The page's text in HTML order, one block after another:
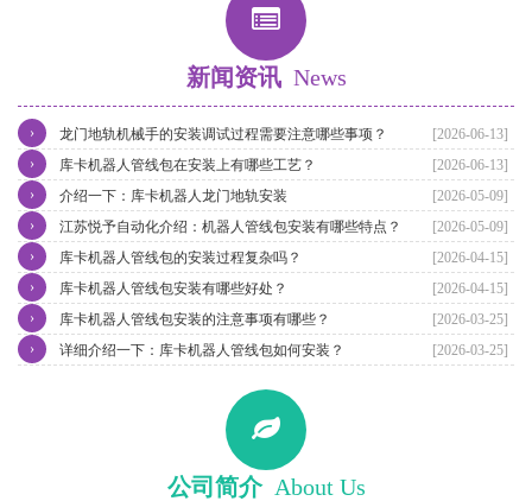
新闻资讯 News
[2026-06-13]
龙门地轨机械手的安装调试过程需要注意哪些事项？
›
[2026-06-13]
库卡机器人管线包在安装上有哪些工艺？
›
[2026-05-09]
介绍一下：库卡机器人龙门地轨安装
›
[2026-05-09]
江苏悦予自动化介绍：机器人管线包安装有哪些特点？
›
[2026-04-15]
库卡机器人管线包的安装过程复杂吗？
›
[2026-04-15]
库卡机器人管线包安装有哪些好处？
›
[2026-03-25]
库卡机器人管线包安装的注意事项有哪些？
›
[2026-03-25]
详细介绍一下：库卡机器人管线包如何安装？
›
公司简介 About Us